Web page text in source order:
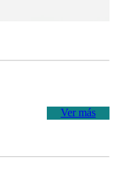
Ver más